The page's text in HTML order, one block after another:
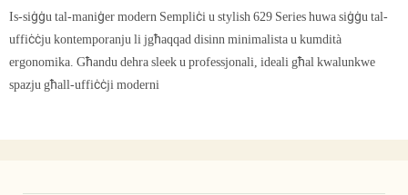
Is-siġġu tal-maniġer modern Sempliċi u stylish 629 Series huwa siġġu tal-
uffiċċju kontemporanju li jgħaqqad disinn minimalista u kumdità
ergonomika. Għandu dehra sleek u professjonali, ideali għal kwalunkwe
spazju għall-uffiċċji moderni